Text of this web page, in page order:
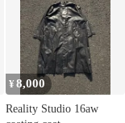
¥8,000
Reality Studio 16aw